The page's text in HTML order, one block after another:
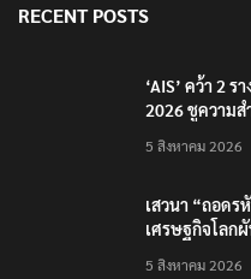
RECENT POSTS
‘AIS’ คว้า 2
2026 ชูความ
5 สิงหาคม 2026
เสวนา “ถอดร
เศรษฐกิจโลก
5 สิงหาคม 2026